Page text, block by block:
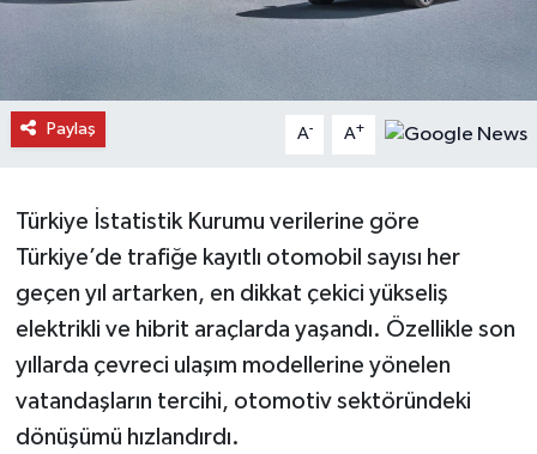
Paylaş A- A+
Türkiye İstatistik Kurumu verilerine göre
Türkiye’de trafiğe kayıtlı otomobil sayısı her
geçen yıl artarken, en dikkat çekici yükseliş
elektrikli ve hibrit araçlarda yaşandı. Özellikle son
yıllarda çevreci ulaşım modellerine yönelen
vatandaşların tercihi, otomotiv sektöründeki
dönüşümü hızlandırdı.
İhsangazi Haberleri
Küre Haberleri
Merkez Haberleri
Pınarbaşı Haberleri
Şenpazar Haberleri